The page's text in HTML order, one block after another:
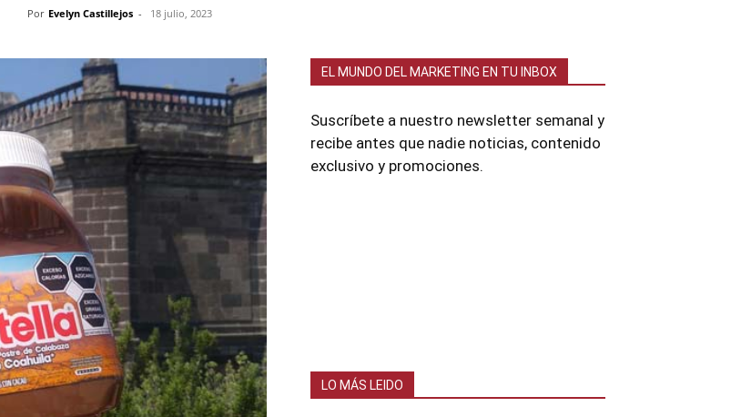
Por Evelyn Castillejos - 18 julio, 2023
EL MUNDO DEL MARKETING EN TU INBOX
Suscríbete a nuestro newsletter semanal y
recibe antes que nadie noticias, contenido
exclusivo y promociones.
LO MÁS LEIDO